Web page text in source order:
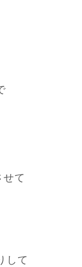
せて
して